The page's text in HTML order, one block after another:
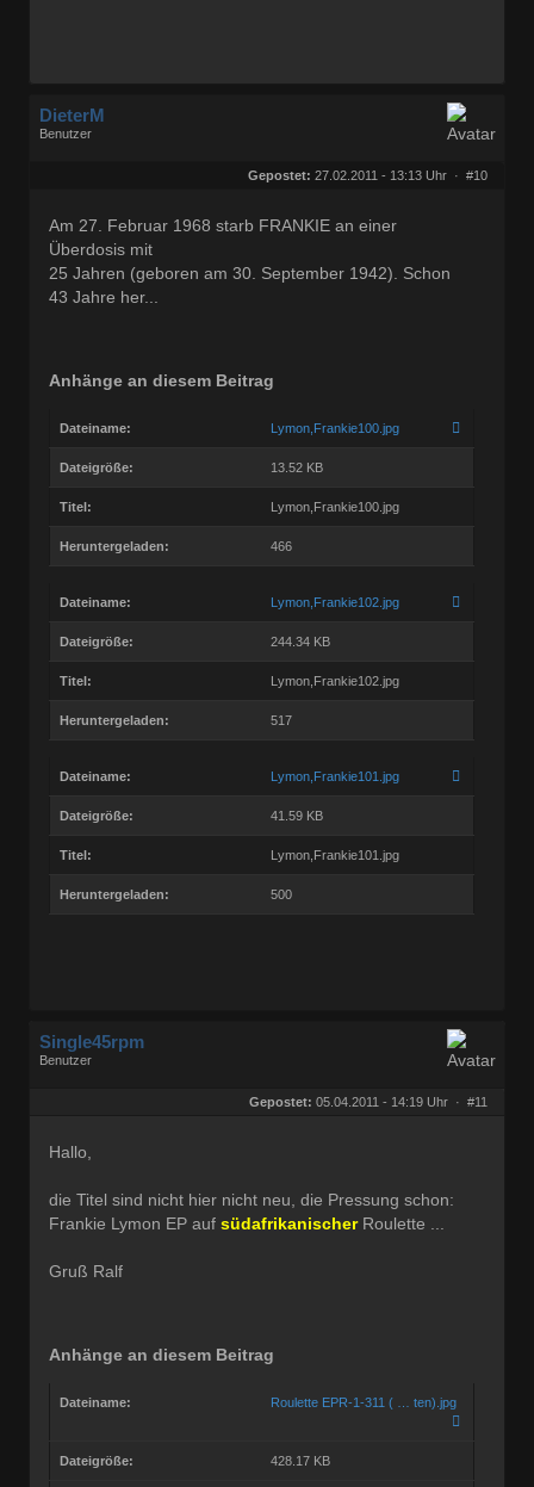
DieterM
Benutzer
Gepostet: 27.02.2011 - 13:13 Uhr · #10
Am 27. Februar 1968 starb FRANKIE an einer
Überdosis mit
25 Jahren (geboren am 30. September 1942). Schon
43 Jahre her...
Anhänge an diesem Beitrag
Dateiname: Lymon,Frankie100.jpg
Dateigröße: 13.52 KB
Titel: Lymon,Frankie100.jpg
Heruntergeladen: 466
Dateiname: Lymon,Frankie102.jpg
Dateigröße: 244.34 KB
Titel: Lymon,Frankie102.jpg
Heruntergeladen: 517
Dateiname: Lymon,Frankie101.jpg
Dateigröße: 41.59 KB
Titel: Lymon,Frankie101.jpg
Heruntergeladen: 500
Single45rpm
Benutzer
Gepostet: 05.04.2011 - 14:19 Uhr · #11
Hallo,
die Titel sind nicht hier nicht neu, die Pressung schon:
Frankie Lymon EP auf südafrikanischer Roulette ...
Gruß Ralf
Anhänge an diesem Beitrag
Dateiname: Roulette EPR-1-311 ( … ten).jpg
Dateigröße: 428.17 KB